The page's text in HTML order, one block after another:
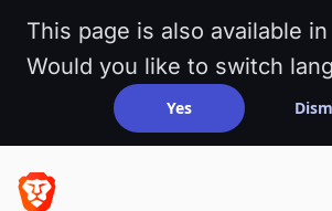
This page is also available
Would you like to switch
Yes